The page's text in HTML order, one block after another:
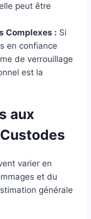
peut être
Complexes : Si
en confiance
de verrouillage
est la
aux
varier en
et du
générale